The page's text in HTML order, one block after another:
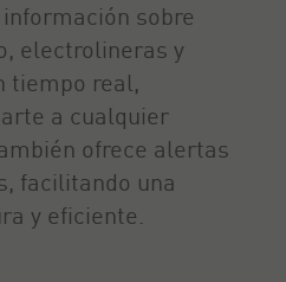
sobre
electrolineras y
tiempo real,
a cualquier
ofrece alertas
facilitando una
y eficiente.